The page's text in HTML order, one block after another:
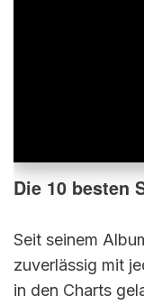
Die 10 besten
Seit seinem
zuverlässig mit
in den Charts